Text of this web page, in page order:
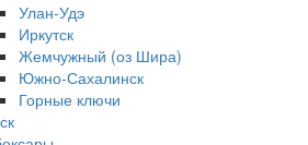
Улан-Удэ
Иркутск
Жемчужный (оз Шира)
Южно‐Сахалинск
Горные ключи